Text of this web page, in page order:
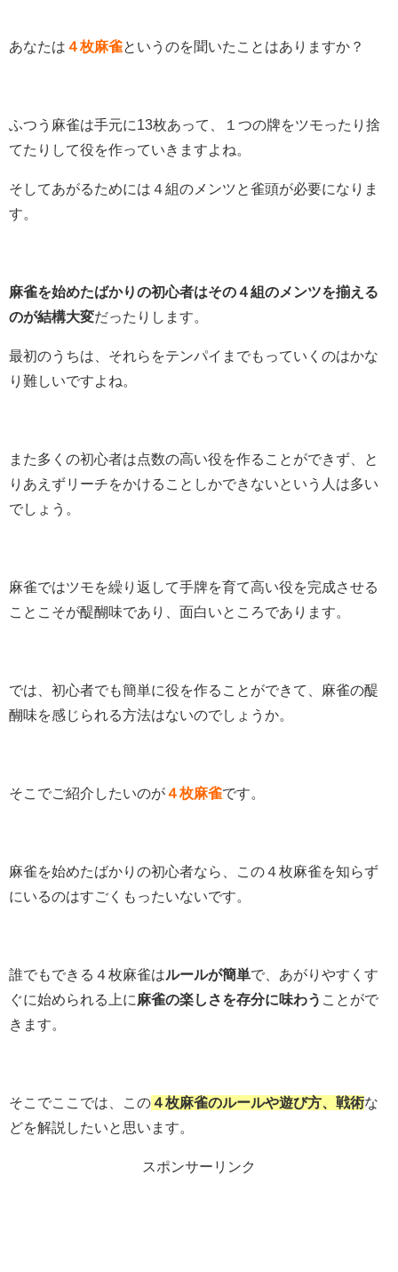
あなたは ４枚麻雀というのを聞いたことはありますか？
ふつう麻雀は手元に13枚あって、１つの牌をツモったり捨
てたりして役を作っていきますよね。
そしてあがるためには４組のメンツと雀頭が必要になりま
す。
麻雀を始めたばかりの初心者はその４組のメンツを揃える
のが結構大変だったりします。
最初のうちは、それらをテンパイまでもっていくのはかな
り難しいですよね。
また多くの初心者は点数の高い役を作ることができず、と
りあえずリーチをかけることしかできないという人は多い
でしょう。
麻雀ではツモを繰り返して手牌を育て高い役を完成させる
ことこそが醍醐味であり、面白いところであります。
では、初心者でも簡単に役を作ることができて、麻雀の醍
醐味を感じられる方法はないのでしょうか。
そこでご紹介したいのが４枚麻雀です。
麻雀を始めたばかりの初心者なら、この４枚麻雀を知らず
にいるのはすごくもったいないです。
誰でもできる４枚麻雀はルールが簡単で、あがりやすくす
ぐに始められる上に麻雀の楽しさを存分に味わう ことがで
きます。
そこでここでは、この４枚麻雀のルールや遊び方、戦術な
どを解説したいと思います。
スポンサーリンク